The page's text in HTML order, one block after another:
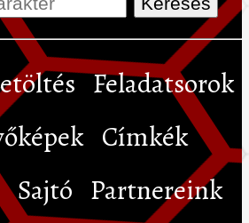
Feladatsorok
Címkék
Sajtó Partnereink